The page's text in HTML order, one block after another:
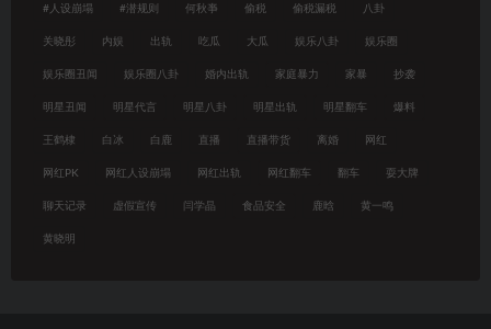
#人设崩塌 #潜规则 何秋亊 偷税 偷税漏税 八卦
关晓彤 内娱 出轨 吃瓜 大瓜 娱乐八卦 娱乐圈
娱乐圈丑闻 娱乐圈八卦 婚内出轨 家庭暴力 家暴 抄袭
明星丑闻 明星代言 明星八卦 明星出轨 明星翻车 爆料
王鹤棣 白冰 白鹿 直播 直播带货 离婚 网红
网红PK 网红人设崩塌 网红出轨 网红翻车 翻车 耍大牌
聊天记录 虚假宣传 闫学晶 食品安全 鹿晗 黄一鸣
黄晓明